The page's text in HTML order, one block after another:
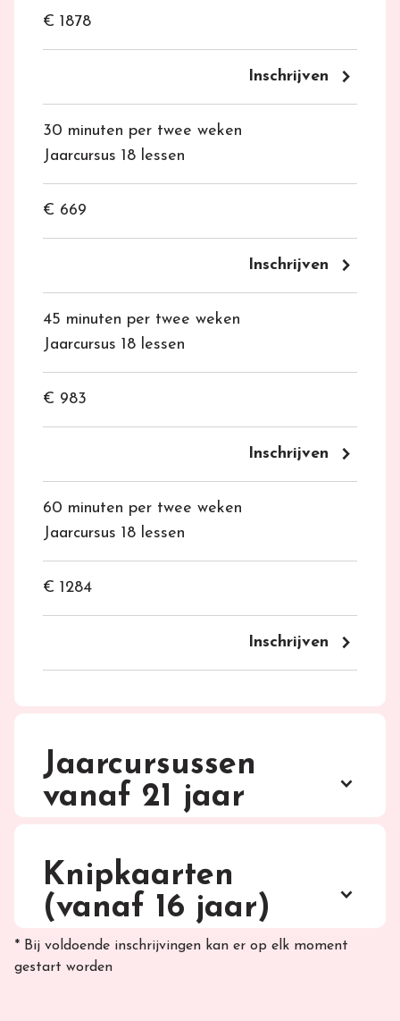
€ 1878
Inschrijven keyboard_arrow_right
30 minuten per twee weken
Jaarcursus 18 lessen
€ 669
Inschrijven keyboard_arrow_right
45 minuten per twee weken
Jaarcursus 18 lessen
€ 983
Inschrijven keyboard_arrow_right
60 minuten per twee weken
Jaarcursus 18 lessen
€ 1284
Inschrijven keyboard_arrow_right
Jaarcursussen
vanaf 21 jaar
keyboard_arrow_up
Knipkaarten
(vanaf 16 jaar)
keyboard_arrow_up
* Bij voldoende inschrijvingen kan er op elk moment
gestart worden